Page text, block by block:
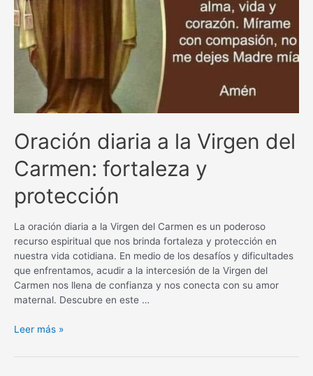
Oración diaria a la Virgen del
Carmen: fortaleza y
protección
La oración diaria a la Virgen del Carmen es un poderoso
recurso espiritual que nos brinda fortaleza y protección en
nuestra vida cotidiana. En medio de los desafíos y dificultades
que enfrentamos, acudir a la intercesión de la Virgen del
Carmen nos llena de confianza y nos conecta con su amor
maternal. Descubre en este …
Oración
a
Leer más »